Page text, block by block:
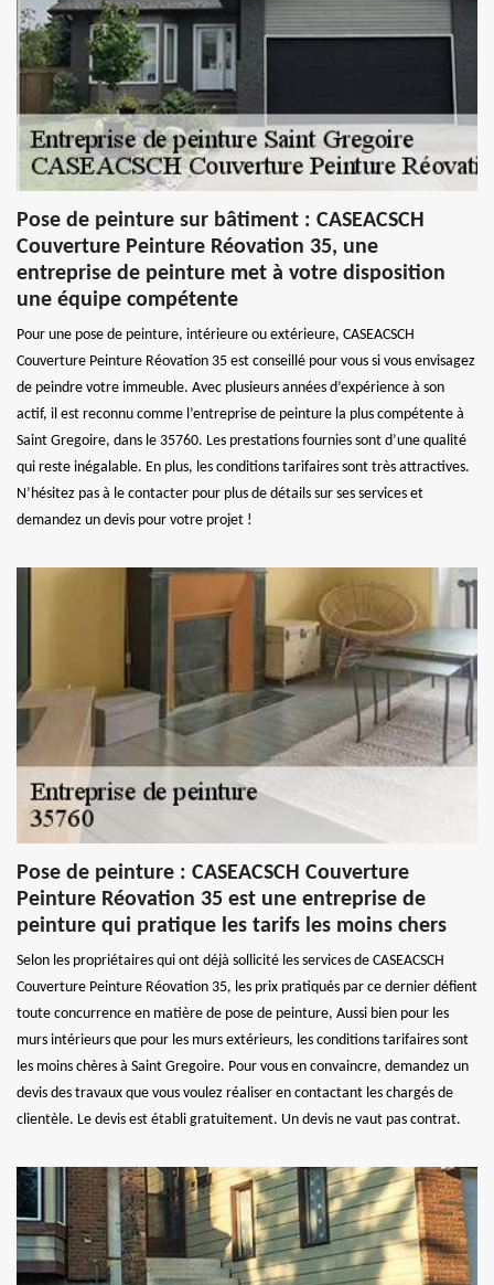
Pose de peinture sur bâtiment : CASEACSCH
Couverture Peinture Réovation 35, une
entreprise de peinture met à votre disposition
une équipe compétente
Pour une pose de peinture, intérieure ou extérieure, CASEACSCH
Couverture Peinture Réovation 35 est conseillé pour vous si vous envisagez
de peindre votre immeuble. Avec plusieurs années d’expérience à son
actif, il est reconnu comme l’entreprise de peinture la plus compétente à
Saint Gregoire, dans le 35760. Les prestations fournies sont d’une qualité
qui reste inégalable. En plus, les conditions tarifaires sont très attractives.
N’hésitez pas à le contacter pour plus de détails sur ses services et
demandez un devis pour votre projet !
Pose de peinture : CASEACSCH Couverture
Peinture Réovation 35 est une entreprise de
peinture qui pratique les tarifs les moins chers
Selon les propriétaires qui ont déjà sollicité les services de CASEACSCH
Couverture Peinture Réovation 35, les prix pratiqués par ce dernier défient
toute concurrence en matière de pose de peinture, Aussi bien pour les
murs intérieurs que pour les murs extérieurs, les conditions tarifaires sont
les moins chères à Saint Gregoire. Pour vous en convaincre, demandez un
devis des travaux que vous voulez réaliser en contactant les chargés de
clientèle. Le devis est établi gratuitement. Un devis ne vaut pas contrat.